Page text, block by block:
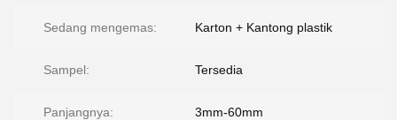
Sedang mengemas: Karton + Kantong plastik
Sampel: Tersedia
Panjangnya: 3mm-60mm